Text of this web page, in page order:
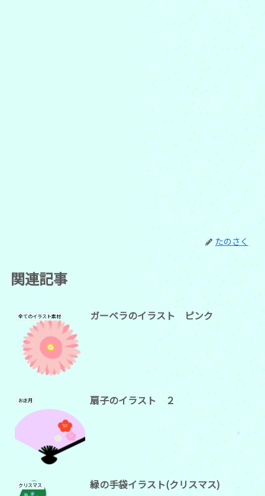
たのさく
関連記事
全てのイラスト素材 ガーベラのイラスト ピンク
お正月 扇子のイラスト ２
クリスマス 緑の手袋イラスト(クリスマス)